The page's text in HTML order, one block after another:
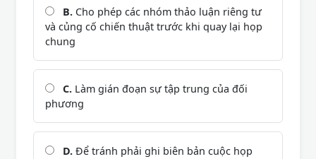
B. Cho phép các nhóm thảo luận riêng tư
và củng cố chiến thuật trước khi quay lại họp
chung
C. Làm gián đoạn sự tập trung của đối
phương
D. Để tránh phải ghi biên bản cuộc họp